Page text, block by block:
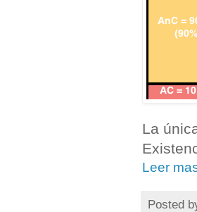
La
Leer
Posted